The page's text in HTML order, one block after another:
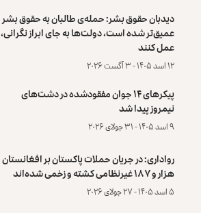
دیدبان حقوق بشر: حمله‌ی طالبان به حقوق بشر
عمیق‌تر شده است، دولت‌ها به جای ابراز نگرانی،
عمل کنند
۱۲ اسد ۱۴۰۵ - ۳ آگست ۲۰۲۶
پیکرهای ۱۴ جوان مفقودشده در دشت‌های
نیمروز پیدا شد
۹ اسد ۱۴۰۵ - ۳۱ جولای ۲۰۲۶
رواداری: در جریان حملات پاکستان بر افغانستان
هزار و ۱۸۷ غیرنظامی کشته و زخمی شده‌اند
۵ اسد ۱۴۰۵ - ۲۷ جولای ۲۰۲۶